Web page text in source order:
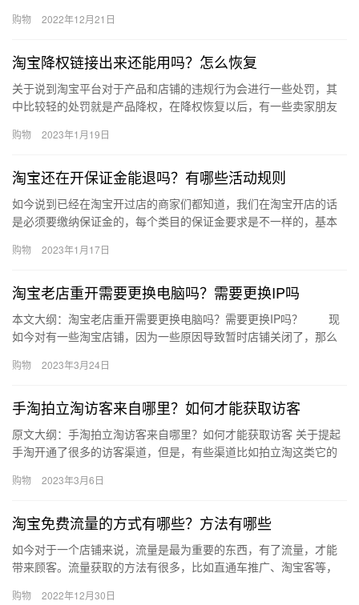
办？有什…
购物 2022年12月21日
淘宝降权链接出来还能用吗？怎么恢复
关于说到淘宝平台对于产品和店铺的违规行为会进行一些处罚，其
中比较轻的处罚就是产品降权，在降权恢复以后，有一些卖家朋友
复？下面…
购物 2023年1月19日
淘宝还在开保证金能退吗？有哪些活动规则
如今说到已经在淘宝开过店的商家们都知道，我们在淘宝开店的话
是必须要缴纳保证金的，每个类目的保证金要求是不一样的，基本
则？…
购物 2023年1月17日
淘宝老店重开需要更换电脑吗？需要更换IP吗
本文大纲：淘宝老店重开需要更换电脑吗？需要更换IP吗？ 现
如今对有一些淘宝店铺，因为一些原因导致暂时店铺关闭了，那么
前，…
购物 2023年3月24日
手淘拍立淘访客来自哪里？如何才能获取访客
原文大纲：手淘拍立淘访客来自哪里？如何才能获取访客 关于提起
手淘开通了很多的访客渠道，但是，有些渠道比如拍立淘这类它的
客，…
购物 2023年3月6日
淘宝免费流量的方式有哪些？方法有哪些
如今对于一个店铺来说，流量是最为重要的东西，有了流量，才能
带来顾客。流量获取的方法有很多，比如直通车推广、淘宝客等，
购物 2022年12月30日